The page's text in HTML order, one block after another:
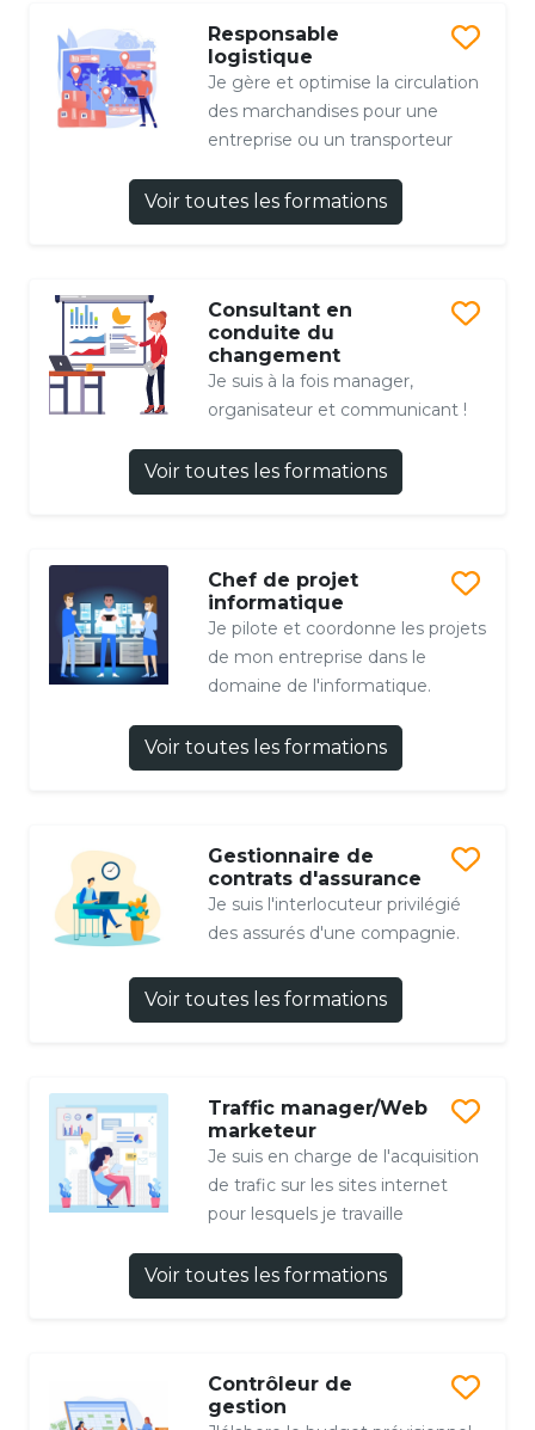
Responsable
logistique
Je gère et optimise la circulation
des marchandises pour une
entreprise ou un transporteur
Voir toutes les formations
Consultant en
conduite du
changement
Je suis à la fois manager,
organisateur et communicant !
Voir toutes les formations
Chef de projet
informatique
Je pilote et coordonne les projets
de mon entreprise dans le
domaine de l'informatique.
Voir toutes les formations
Gestionnaire de
contrats d'assurance
Je suis l'interlocuteur privilégié
des assurés d'une compagnie.
Voir toutes les formations
Traffic manager/Web
marketeur
Je suis en charge de l'acquisition
de trafic sur les sites internet
pour lesquels je travaille
Voir toutes les formations
Contrôleur de
gestion